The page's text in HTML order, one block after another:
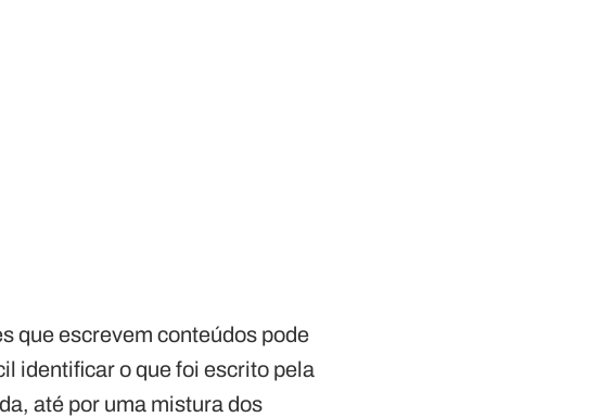
que escrevem conteúdos pode
identificar o que foi escrito pela
até por uma mistura dos